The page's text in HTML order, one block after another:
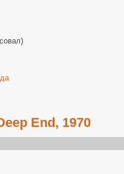
End, 1970